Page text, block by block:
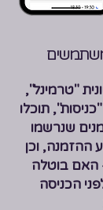
"טרמינל",
תוכלו
שנרשמו
ההזמנה, וכן
האם בוטלה
הכניסה